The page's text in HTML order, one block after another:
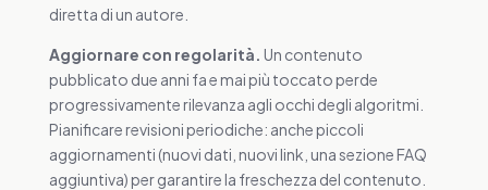
diretta di un autore.
Aggiornare con regolarità. Un contenuto
pubblicato due anni fa e mai più toccato perde
progressivamente rilevanza agli occhi degli algoritmi.
Pianificare revisioni periodiche: anche piccoli
aggiornamenti (nuovi dati, nuovi link, una sezione FAQ
aggiuntiva) per garantire la freschezza del contenuto.